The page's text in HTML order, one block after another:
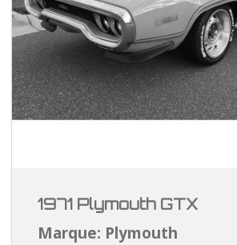
1971 Plymouth GTX
Marque: Plymouth